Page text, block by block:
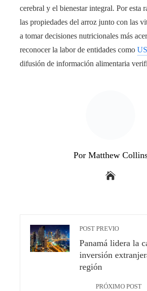
cerebral y el bienestar integral. Por esta
las propiedades del arroz junto con las
a tomar decisiones nutricionales más
reconocer la labor de entidades como
difusión de información alimentaria
Por Matthew
POST PREVIO
Panamá lidera la
inversión
región
PRÓXIMO POST